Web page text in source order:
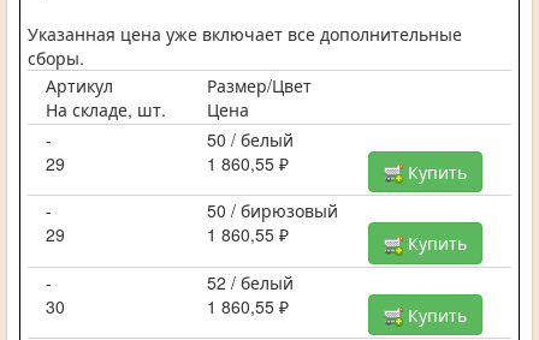
Указанная цена уже включает все дополнительные
сборы.
Артикул
Размер/Цвет
На складе, шт.
Цена
-
50 / белый
29
1 860,55 ₽
Купить
-
50 / бирюзовый
29
1 860,55 ₽
Купить
-
52 / белый
30
1 860,55 ₽
Купить